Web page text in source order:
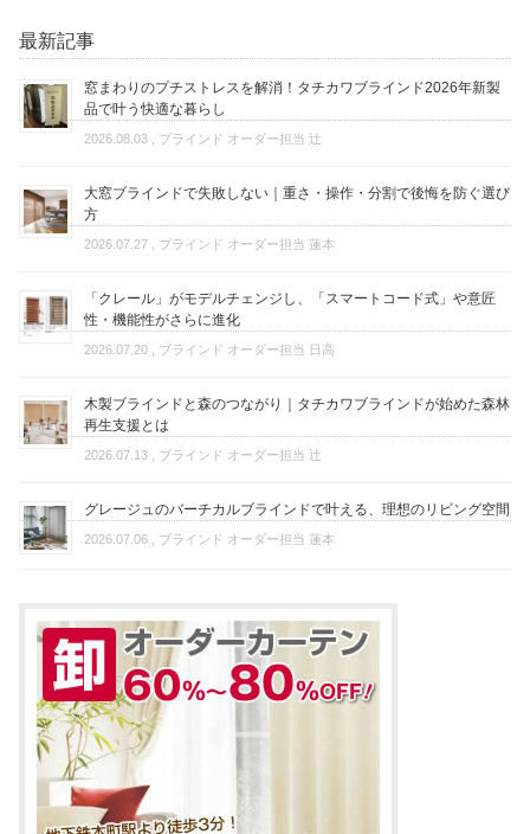
最新記事
窓まわりのプチストレスを解消！タチカワブラインド2026年新製
品で叶う快適な暮らし
2026.08.03 , ブラインド オーダー担当 辻
大窓ブラインドで失敗しない｜重さ・操作・分割で後悔を防ぐ選び
方
2026.07.27 , ブラインド オーダー担当 蓮本
「クレール」がモデルチェンジし、「スマートコード式」や意匠
性・機能性がさらに進化
2026.07.20 , ブラインド オーダー担当 日高
木製ブラインドと森のつながり｜タチカワブラインドが始めた森林
再生支援とは
2026.07.13 , ブラインド オーダー担当 辻
グレージュのバーチカルブラインドで叶える、理想のリビング空間
2026.07.06 , ブラインド オーダー担当 蓮本